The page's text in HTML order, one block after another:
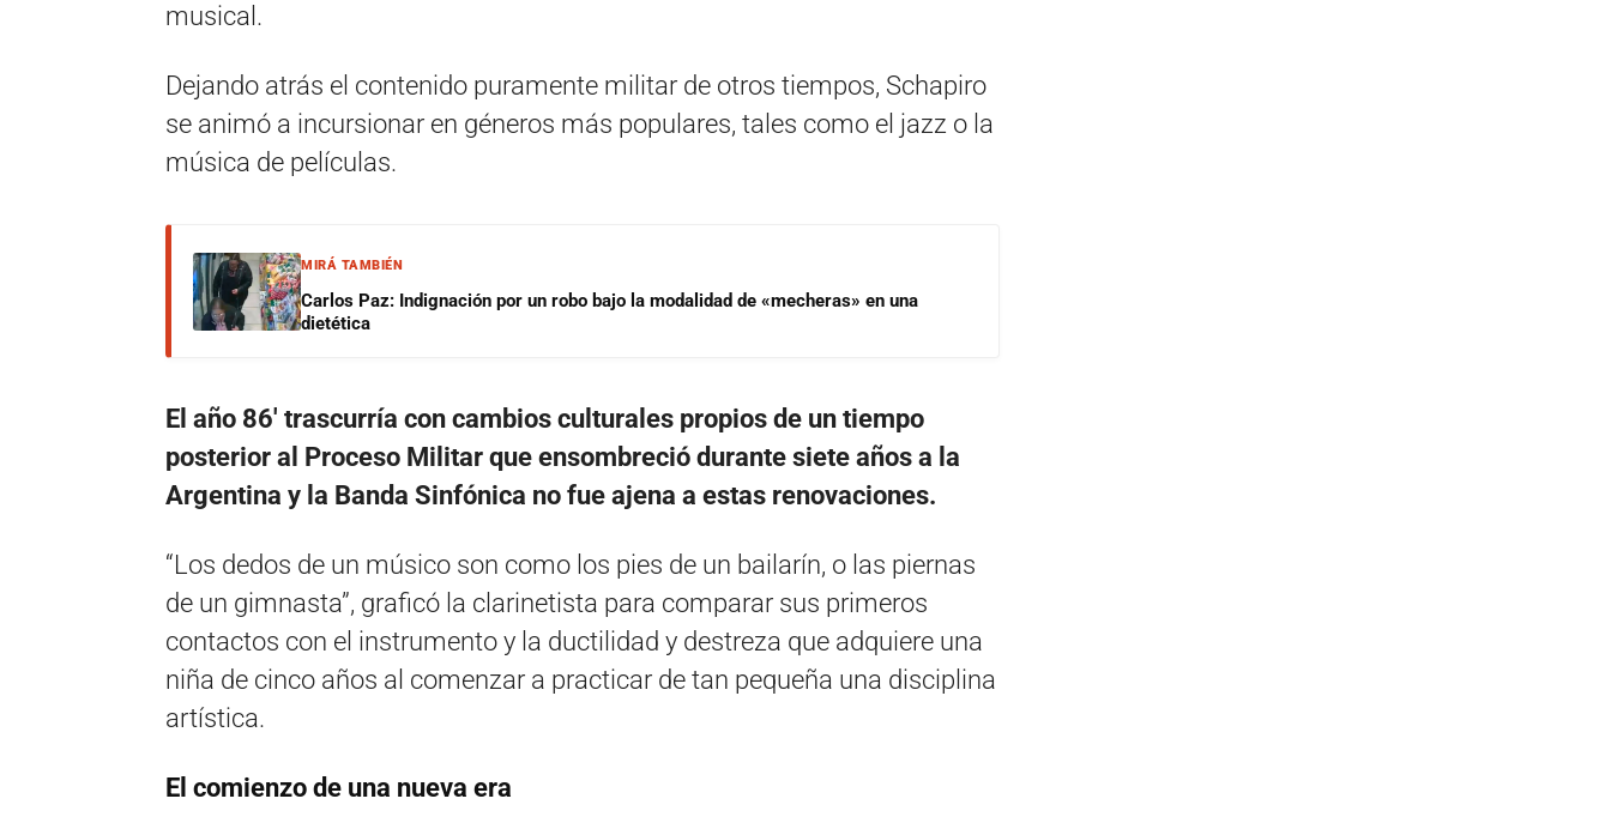
musical.
Dejando atrás el contenido puramente militar de otros tiempos, Schapiro
se animó a incursionar en géneros más populares, tales como el jazz o la
música de películas.
MIRÁ TAMBIÉN
Carlos Paz: Indignación por un robo bajo la modalidad de «mecheras» en una
dietética
El año 86′ trascurría con cambios culturales propios de un tiempo
posterior al Proceso Militar que ensombreció durante siete años a la
Argentina y la Banda Sinfónica no fue ajena a estas renovaciones.
“Los dedos de un músico son como los pies de un bailarín, o las piernas
de un gimnasta”, graficó la clarinetista para comparar sus primeros
contactos con el instrumento y la ductilidad y destreza que adquiere una
niña de cinco años al comenzar a practicar de tan pequeña una disciplina
artística.
El comienzo de una nueva era